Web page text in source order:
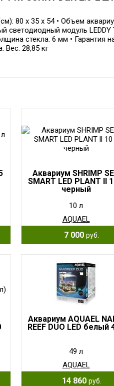
80 х 35 х 54 • Объем
модуль LEDDY
стекла: 6 мм • Гарантия
Вес: 28,85 кг
Aквариум SHRIMP
SMART LED PLANT ll
черный
10 л
AQUAEL
7 000 руб.
Aквариум AQUAEL
REEF DUO LED белый
49 л
AQUAEL
14 860 руб.